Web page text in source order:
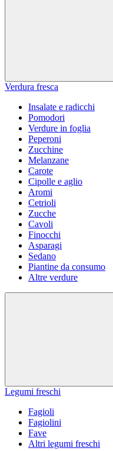
Verdura fresca
Insalate e radicchi
Pomodori
Verdure in foglia
Peperoni
Zucchine
Melanzane
Carote
Cipolle e aglio
Aromi
Cetrioli
Zucche
Cavoli
Finocchi
Asparagi
Sedano
Piantine da consumo
Altre verdure
Legumi freschi
Fagioli
Fagiolini
Fave
Altri legumi freschi